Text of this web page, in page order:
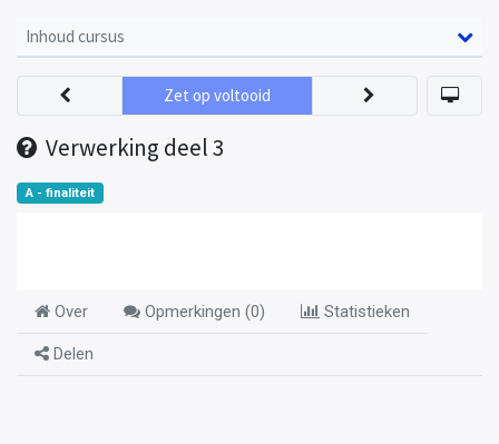
Inhoud cursus
Verwerking deel 3
Zet op voltooid
A - finaliteit
Over Opmerkingen (0) Statistieken
Delen